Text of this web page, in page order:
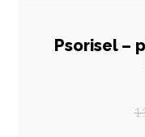
Psorisel –